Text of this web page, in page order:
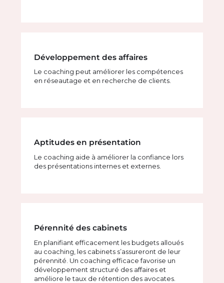
Développement des affaires
Le coaching peut améliorer les compétences
en réseautage et en recherche de clients.
Aptitudes en présentation
Le coaching aide à améliorer la confiance lors
des présentations internes et externes.
Pérennité des cabinets
En planifiant efficacement les budgets alloués
au coaching, les cabinets s’assureront de leur
pérennité. Un coaching efficace favorise un
développement structuré des affaires et
améliore le taux de rétention des avocates.